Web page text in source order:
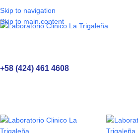
Skip to navigation
Skip to main content
+58 (424) 461 4608